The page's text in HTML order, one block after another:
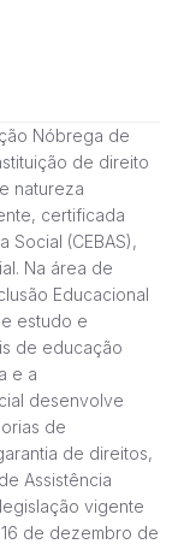
Nóbrega de
de direito
natureza
certificada
Social (CEBAS),
Na área de
Educacional
estudo e
de educação
e a
desenvolve
de
de direitos,
Assistência
vigente
de dezembro de